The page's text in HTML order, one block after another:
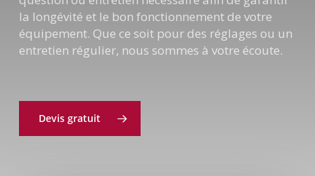
la longévité et le bon fonctionnement de votre
équipement. Que ce soit pour des réglages ou un
entretien régulier, nous sommes à votre écoute.
Devis gratuit